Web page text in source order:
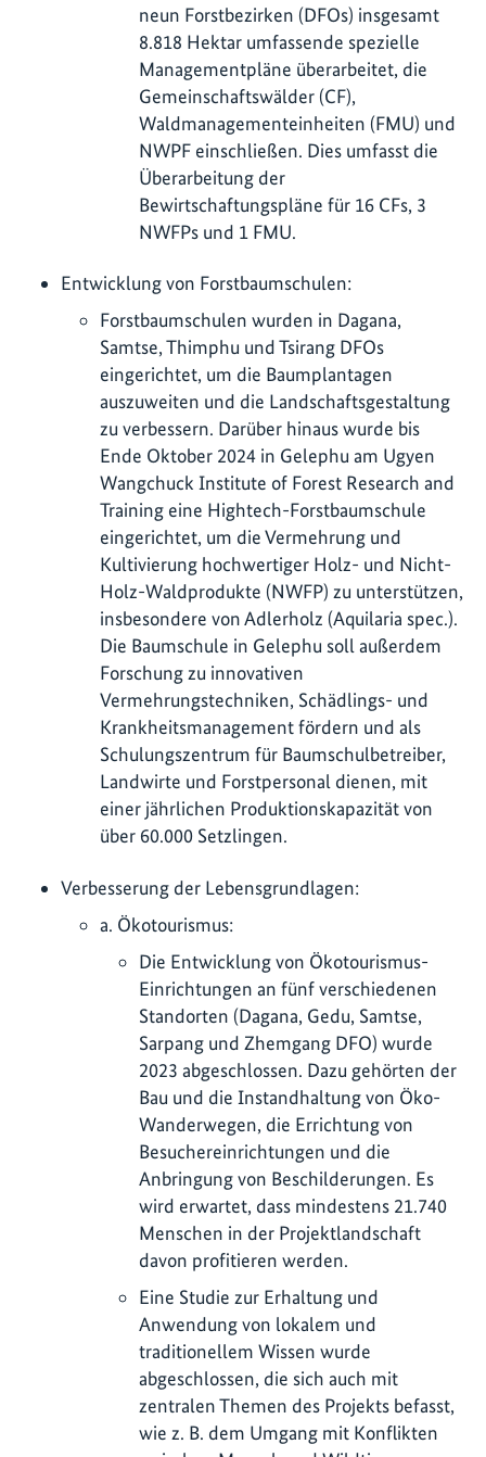
neun Forstbezirken (DFOs) insgesamt
8.818 Hektar umfassende spezielle
Managementpläne überarbeitet, die
Gemeinschaftswälder (CF),
Waldmanagementeinheiten (FMU) und
NWPF einschließen. Dies umfasst die
Überarbeitung der
Bewirtschaftungspläne für 16 CFs, 3
NWFPs und 1 FMU.
Entwicklung von Forstbaumschulen:
Forstbaumschulen wurden in Dagana,
Samtse, Thimphu und Tsirang DFOs
eingerichtet, um die Baumplantagen
auszuweiten und die Landschaftsgestaltung
zu verbessern. Darüber hinaus wurde bis
Ende Oktober 2024 in Gelephu am Ugyen
Wangchuck Institute of Forest Research and
Training eine Hightech-Forstbaumschule
eingerichtet, um die Vermehrung und
Kultivierung hochwertiger Holz- und Nicht-
Holz-Waldprodukte (NWFP) zu unterstützen,
insbesondere von Adlerholz (Aquilaria spec.).
Die Baumschule in Gelephu soll außerdem
Forschung zu innovativen
Vermehrungstechniken, Schädlings- und
Krankheitsmanagement fördern und als
Schulungszentrum für Baumschulbetreiber,
Landwirte und Forstpersonal dienen, mit
einer jährlichen Produktionskapazität von
über 60.000 Setzlingen.
Verbesserung der Lebensgrundlagen:
a. Ökotourismus:
Die Entwicklung von Ökotourismus-
Einrichtungen an fünf verschiedenen
Standorten (Dagana, Gedu, Samtse,
Sarpang und Zhemgang DFO) wurde
2023 abgeschlossen. Dazu gehörten der
Bau und die Instandhaltung von Öko-
Wanderwegen, die Errichtung von
Besuchereinrichtungen und die
Anbringung von Beschilderungen. Es
wird erwartet, dass mindestens 21.740
Menschen in der Projektlandschaft
davon profitieren werden.
Eine Studie zur Erhaltung und
Anwendung von lokalem und
traditionellem Wissen wurde
abgeschlossen, die sich auch mit
zentralen Themen des Projekts befasst,
wie z. B. dem Umgang mit Konflikten